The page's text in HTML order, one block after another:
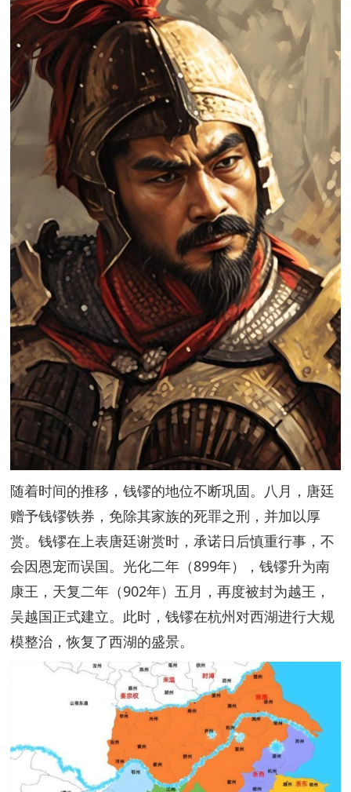
随着时间的推移，钱镠的地位不断巩固。八月，唐廷
赠予钱镠铁券，免除其家族的死罪之刑，并加以厚
赏。钱镠在上表唐廷谢赏时，承诺日后慎重行事，不
会因恩宠而误国。光化二年（899年），钱镠升为南
康王，天复二年（902年）五月，再度被封为越王，
吴越国正式建立。此时，钱镠在杭州对西湖进行大规
模整治，恢复了西湖的盛景。